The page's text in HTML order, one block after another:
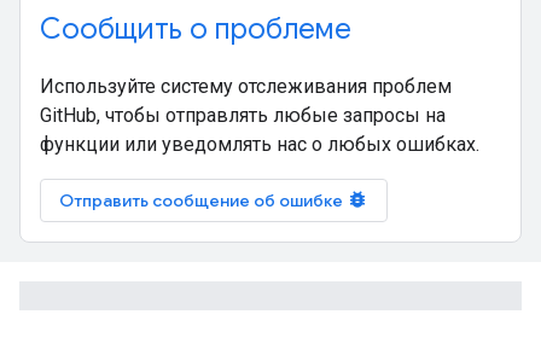
Сообщить о проблеме
Используйте систему отслеживания проблем
GitHub, чтобы отправлять любые запросы на
функции или уведомлять нас о любых ошибках.
Отправить сообщение об ошибке bug_report